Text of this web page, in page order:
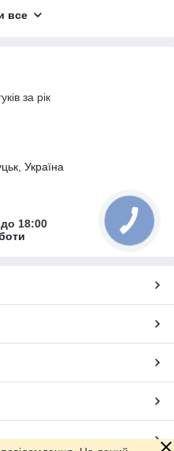
та інші.
все
за рік
Україна
18:00